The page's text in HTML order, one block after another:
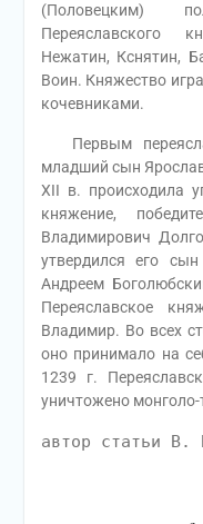
(Половецким)
Переяславского
Нежатин, Кснятин,
Воин. Княжество
кочевниками.
Первым
младший сын
XII в. происходила
княжение,
Владимирович
утвердился его
Андреем
Переяславское
Владимир. Во всех
оно принимало на
1239 г.
уничтожено
автор статьи В.